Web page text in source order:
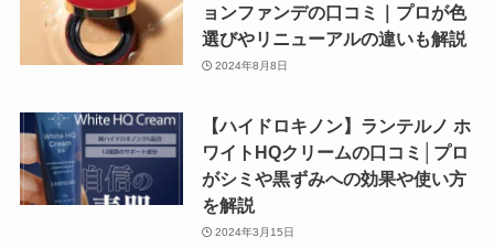
ョンファンデの口コミ｜プロが色
選びやリニューアルの違いも解説
2024年8月8日
【ハイドロキノン】ランテルノ ホ
ワイトHQクリームの口コミ│プロ
がシミや黒ずみへの効果や使い方
を解説
2024年3月15日